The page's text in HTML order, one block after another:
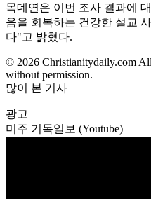
목데연은 이번 조사 결과에
음을 회복하는 건강한 설교
다"고 밝혔다.
© 2026 Christianitydaily.com
without permission.
많이 본 기사
광고
미주 기독일보 (Youtube)